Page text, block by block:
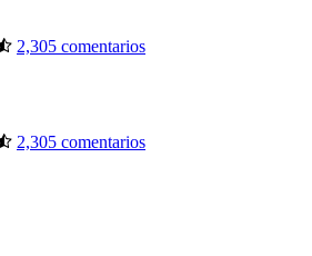
2,305 comentarios
2,305 comentarios